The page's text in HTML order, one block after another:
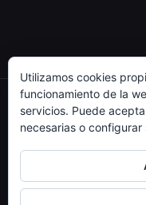
Utilizamos cookies
funcionamiento de la
servicios. Puede
necesarias o